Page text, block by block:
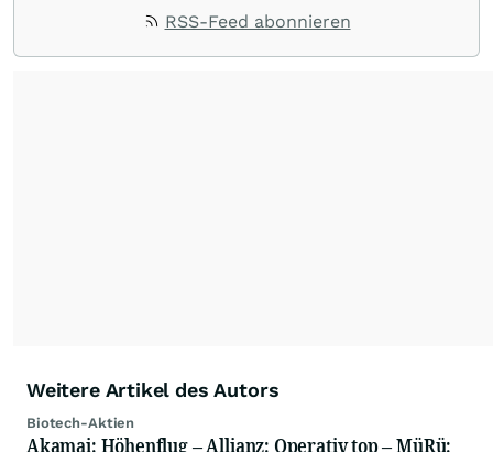
Bernecker versucht in jeder Börsenphase, das
RSS-Feed abonnieren
Weitere Artikel des Autors
Biotech-Aktien
Akamai: Höhenflug – Allianz: Operativ top – MüRü: